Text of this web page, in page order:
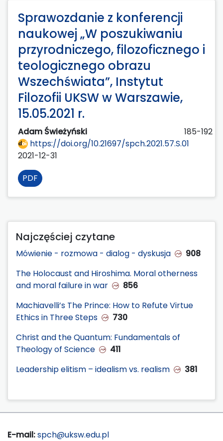
Sprawozdanie z konferencji
naukowej „W poszukiwaniu
przyrodniczego, filozoficznego i
teologicznego obrazu
Wszechświata”, Instytut
Filozofii UKSW w Warszawie,
15.05.2021 r.
Adam Świeżyński
185-192
https://doi.org/10.21697/spch.2021.57.S.01
2021-12-31
PDF
Najczęściej czytane
Mówienie - rozmowa - dialog - dyskusja
908
The Holocaust and Hiroshima. Moral otherness
and moral failure in war
856
Machiavelli’s The Prince: How to Refute Virtue
Ethics in Three Steps
730
Christ and the Quantum: Fundamentals of
Theology of Science
411
Leadership elitism – idealism vs. realism
381
E-mail:spch@uksw.edu.pl